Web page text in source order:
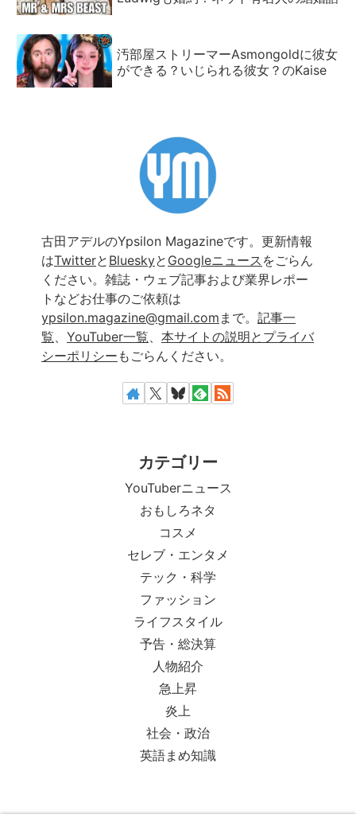
汚部屋ストリーマーAsmongoldに彼女
ができる？いじられる彼女？のKaise
古田アデルのYpsilon Magazineです。更新情報
はTwitterと Blueskyと Googleニュース をごらん
ください。雑誌・ウェブ記事および業界レポー
トなどお仕事のご依頼は
ypsilon.magazine@gmail.com まで。 記事一
覧
YouTuber一覧
本サイトの説明とプライバ
シーポリシー もごらんください。
カテゴリー
YouTuberニュース
おもしろネタ
コスメ
セレブ・エンタメ
テック・科学
ファッション
ライフスタイル
予告・総決算
人物紹介
急上昇
炎上
社会・政治
英語まめ知識